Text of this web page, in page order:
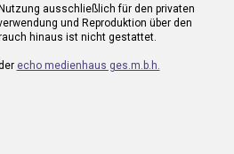
ausschließlich für den privaten
und Reproduktion über den
hinaus ist nicht gestattet.
echo medienhaus ges.m.b.h.